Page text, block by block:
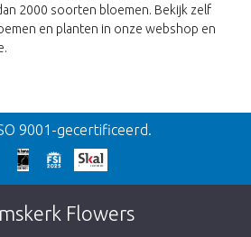
2000 soorten bloemen. Bekijk zelf
en planten in onze webshop en
Te laat!
uitverkocht. Klik op de
terug te gaan naar de
9001-gecertificeerd.
Flowers